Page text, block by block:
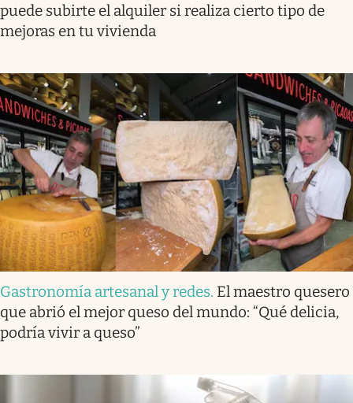
puede subirte el alquiler si realiza cierto tipo de
mejoras en tu vivienda
Gastronomía artesanal y redes. El maestro quesero
que abrió el mejor queso del mundo: “Qué delicia,
podría vivir a queso”